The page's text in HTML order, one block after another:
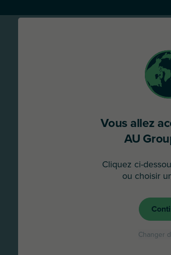
L’Italie présente un
l’UE, bien que
procédures
régions et les
Virement (très
Vous allez
AU
Cliquez ci-
ou choisir
Changer